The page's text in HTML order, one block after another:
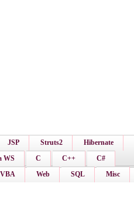
JSP Struts2
Hibernate
WS C C++
C#
VBA Web SQL Misc